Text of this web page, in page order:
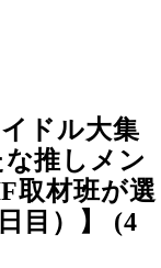
ドル大集
推しメン
取材班が選
目）】 (4